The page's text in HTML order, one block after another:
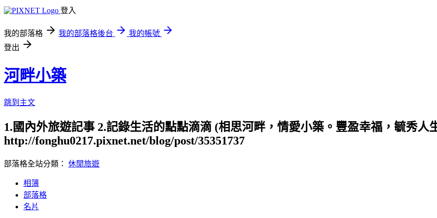
登入
我的部落格 我的部落格後台
我的帳號
登出
河畔小築
跳到主文
1.國內外旅遊記事 2.記錄生活的點點滴滴 (相思河畔，情愛小築。豐盈幸福，毓秀人
http://fonghu0217.pixnet.net/blog/post/35351737
部落格全站分類： 休閒旅遊
相簿
部落格
名片